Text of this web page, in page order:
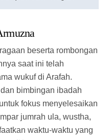
terik).
Skema Badala
proporsi jemaah
cukup signifikan pada
para ketua regu (Karu)